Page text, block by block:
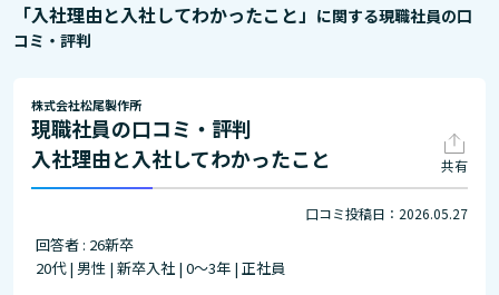
「入社理由と入社してわかったこと」 に関する現職社員の口
コミ・評判
株式会社松尾製作所
現職社員の口コミ・評判
入社理由と入社してわかったこと
共有
口コミ投稿日：2026.05.27
回答者 : 26新卒
20代 | 男性 | 新卒入社 | 0～3年 | 正社員